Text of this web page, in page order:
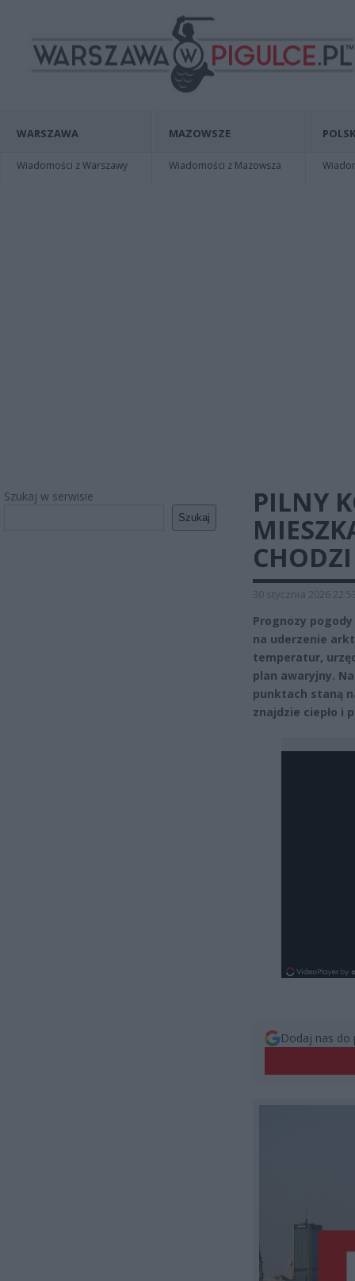
WARSZAWA
Wiadomości z Warszawy
MAZOWSZE
Wiadomości z Mazowsza
Szukaj w serwisie
Szukaj
PILNY
30 stycznia 2026
Prognozy
na uderzenie
temperatur,
plan awaryjny.
punktach staną
znajdzie ciepło i
Dodaj nas do